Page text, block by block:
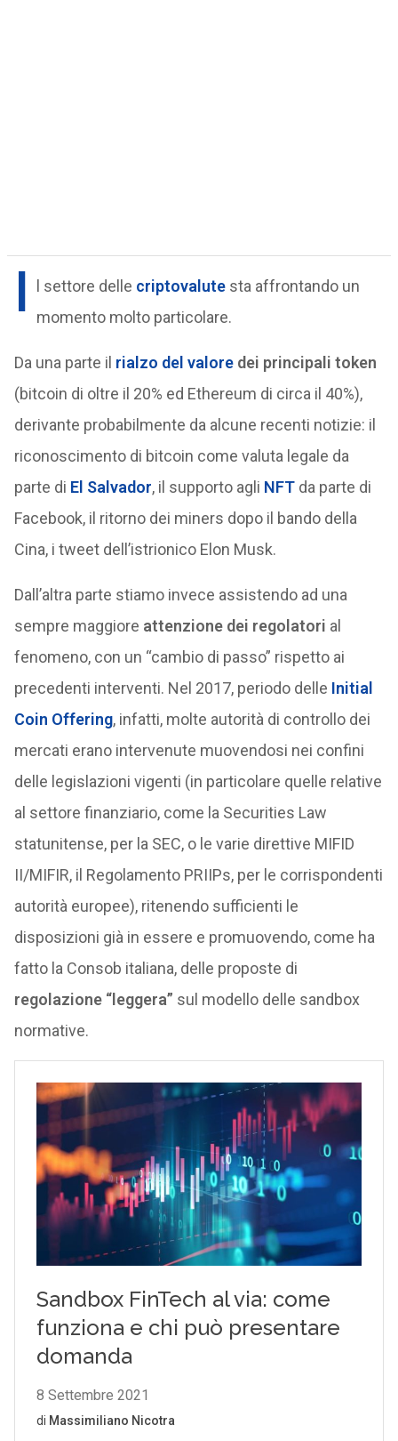
I l settore delle criptovalute sta affrontando un
momento molto particolare.
Da una parte il rialzo del valoredei principali token
(bitcoin di oltre il 20% ed Ethereum di circa il 40%),
derivante probabilmente da alcune recenti notizie: il
riconoscimento di bitcoin come valuta legale da
parte di El Salvador, il supporto agli NFT da parte di
Facebook, il ritorno dei miners dopo il bando della
Cina, i tweet dell’istrionico Elon Musk.
Dall’altra parte stiamo invece assistendo ad una
sempre maggiore attenzione dei regolatori al
fenomeno, con un “cambio di passo” rispetto ai
precedenti interventi. Nel 2017, periodo delle Initial
Coin Offering, infatti, molte autorità di controllo dei
mercati erano intervenute muovendosi nei confini
delle legislazioni vigenti (in particolare quelle relative
al settore finanziario, come la Securities Law
statunitense, per la SEC, o le varie direttive MIFID
II/MIFIR, il Regolamento PRIIPs, per le corrispondenti
autorità europee), ritenendo sufficienti le
disposizioni già in essere e promuovendo, come ha
fatto la Consob italiana, delle proposte di
regolazione “leggera” sul modello delle sandbox
normative.